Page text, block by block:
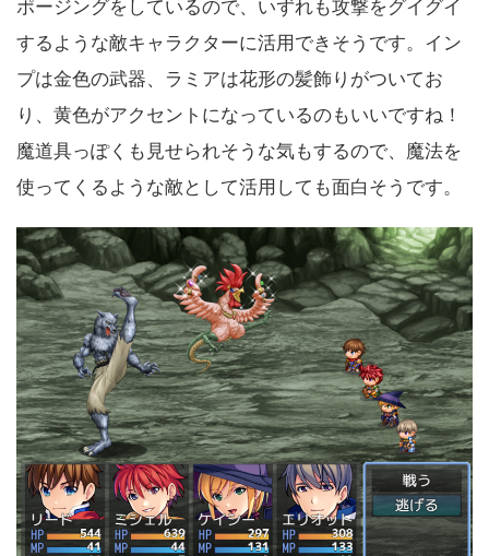
ポージングをしているので、いずれも攻撃をグイグイ
するような敵キャラクターに活用できそうです。イン
プは金色の武器、ラミアは花形の髪飾りがついてお
り、黄色がアクセントになっているのもいいですね！
魔道具っぽくも見せられそうな気もするので、魔法を
使ってくるような敵として活用しても面白そうです。